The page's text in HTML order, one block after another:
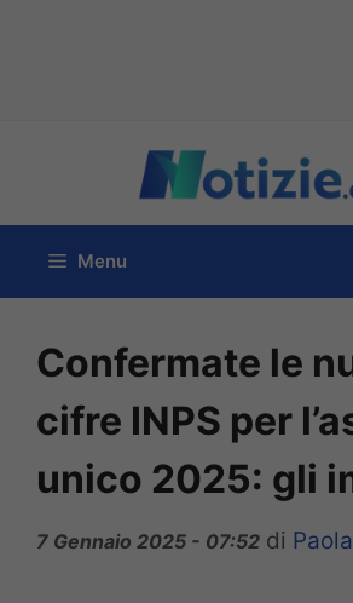
contenuto
Menu
Confermate le
cifre INPS per
unico 2025: gli
7 Gennaio 2025 - 07:52 di